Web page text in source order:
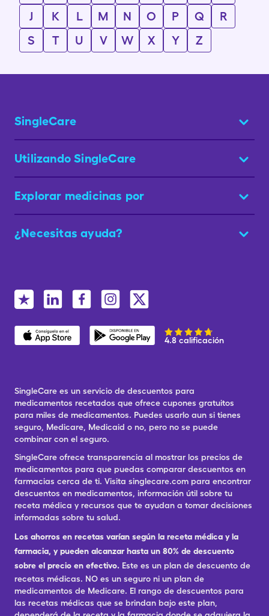
J
K L M N O P Q
R
S
T U V W X Y Z
SingleCare
Utilizando SingleCare
Explorar medicinas por
¿Necesitas ayuda?
4.8 calificación
SingleCare es un servicio de descuentos para
medicamentos recetados que ofrece cupones gratuitos
para miles de medicamentos. Puedes usarlo aun si tienes
seguro, Medicare, Medicaid o no, pero no se puede
combinar con el seguro.
SingleCare ofrece transparencia al mostrar los precios de
medicamentos para que puedas comparar descuentos en
farmacias cerca de ti. Visita singlecare.com para encontrar
descuentos en medicamentos, información útil sobre tu
receta médica y recursos que te ayudan a tomar decisiones
informadas sobre tu salud.
Los ahorros en recetas varían según la receta médica y la
farmacia, y pueden alcanzar hasta un 80% de descuento
sobre el precio en efectivo. Este es un plan de descuento de
recetas médicas. NO es un seguro ni un plan de
medicamentos de Medicare. El rango de descuentos para
las recetas médicas que se brindan bajo este plan,